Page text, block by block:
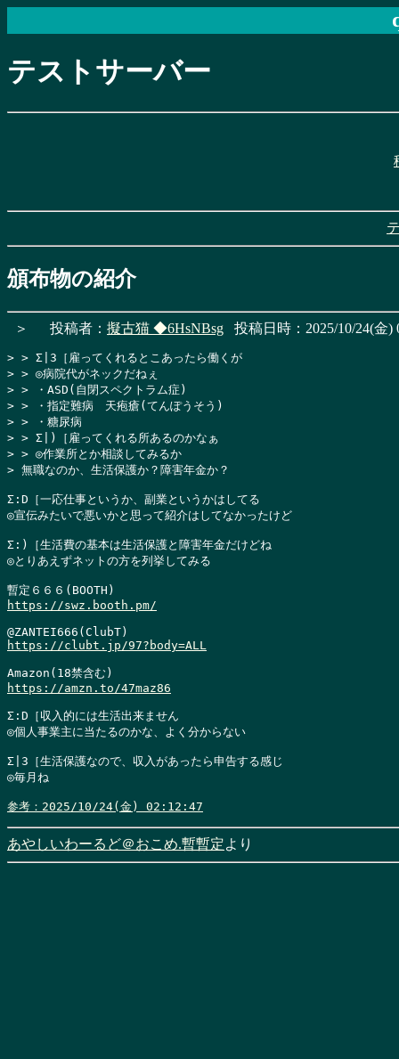
テストサーバー
頒布物の紹介
＞ 投稿者： 擬古猫 ◆6HsNBsg 投稿日時：2025/10/24(金)
> > Σ|3［雇ってくれるとこあったら働くが
> > ◎病院代がネックだねぇ
> > ・ASD(自閉スペクトラム症)
> > ・指定難病　天疱瘡(てんぽうそう)
> > ・糖尿病
> > Σ|)［雇ってくれる所あるのかなぁ
> > ◎作業所とか相談してみるか
> 無職なのか、生活保護か？障害年金か？
Σ:D［一応仕事というか、副業というかはしてる
◎宣伝みたいで悪いかと思って紹介はしてなかったけど
Σ:)［生活費の基本は生活保護と障害年金だけどね
◎とりあえずネットの方を列挙してみる
https://swz.booth.pm/
https://clubt.jp/97?body=ALL
https://amzn.to/47maz86
Σ:D［収入的には生活出来ません
◎個人事業主に当たるのかな、よく分からない
Σ|3［生活保護なので、収入があったら申告する感じ
◎毎月ね
参考：2025/10/24(金) 02:12:47
あやしいわーるど＠おこめ.暫暫定より